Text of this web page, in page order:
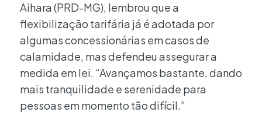
Aihara (PRD-MG), lembrou que a
flexibilização tarifária já é adotada por
algumas concessionárias em casos de
calamidade, mas defendeu assegurar a
medida em lei. “Avançamos bastante, dando
mais tranquilidade e serenidade para
pessoas em momento tão difícil.”